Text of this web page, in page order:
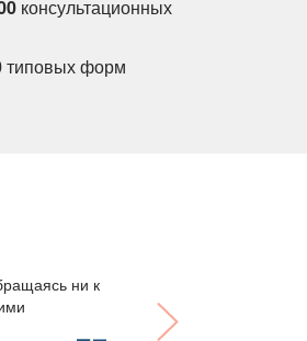
консультационных
типовых форм
ни к